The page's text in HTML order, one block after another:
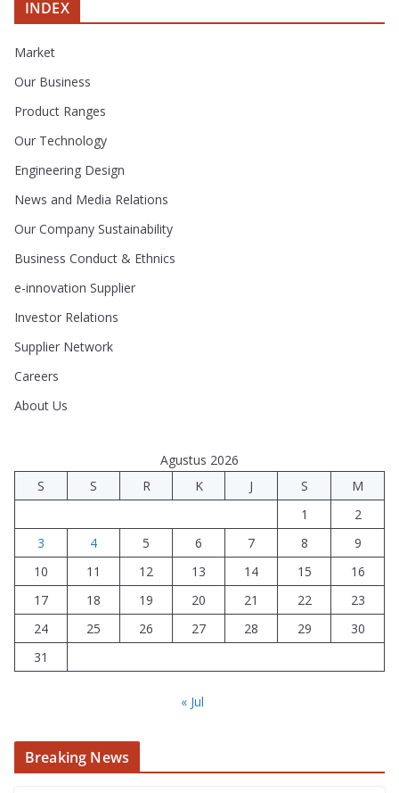
INDEX
Market
Our Business
Product Ranges
Our Technology
Engineering Design
News and Media Relations
Our Company Sustainability
Business Conduct & Ethnics
e-innovation Supplier
Investor Relations
Supplier Network
Careers
About Us
Agustus 2026
S
S R K J S
M
1
2
3
4 5 6 7 8
9
10
11 12 13 14 15
16
17
18 19 20 21 22
23
24
25 26 27 28 29
30
31
« Jul
Breaking News